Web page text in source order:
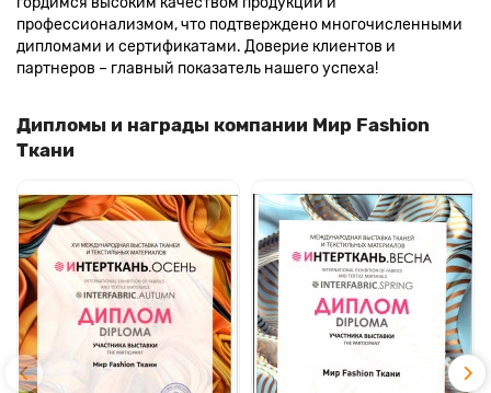
профессионализмом, что подтверждено многочисленными
дипломами и сертификатами. Доверие клиентов и
партнеров – главный показатель нашего успеха!
Дипломы и награды компании Мир Fashion
Ткани